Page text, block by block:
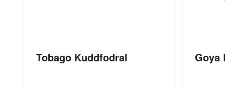
Tobago Kuddfodral Goya